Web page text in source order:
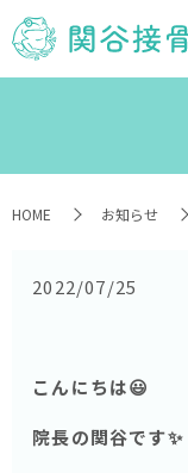
HOME お知らせ
2022/07/25
こんにちは😃
院長の関谷です✨